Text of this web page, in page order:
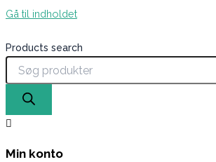
Gå til indholdet
Products search
Min konto